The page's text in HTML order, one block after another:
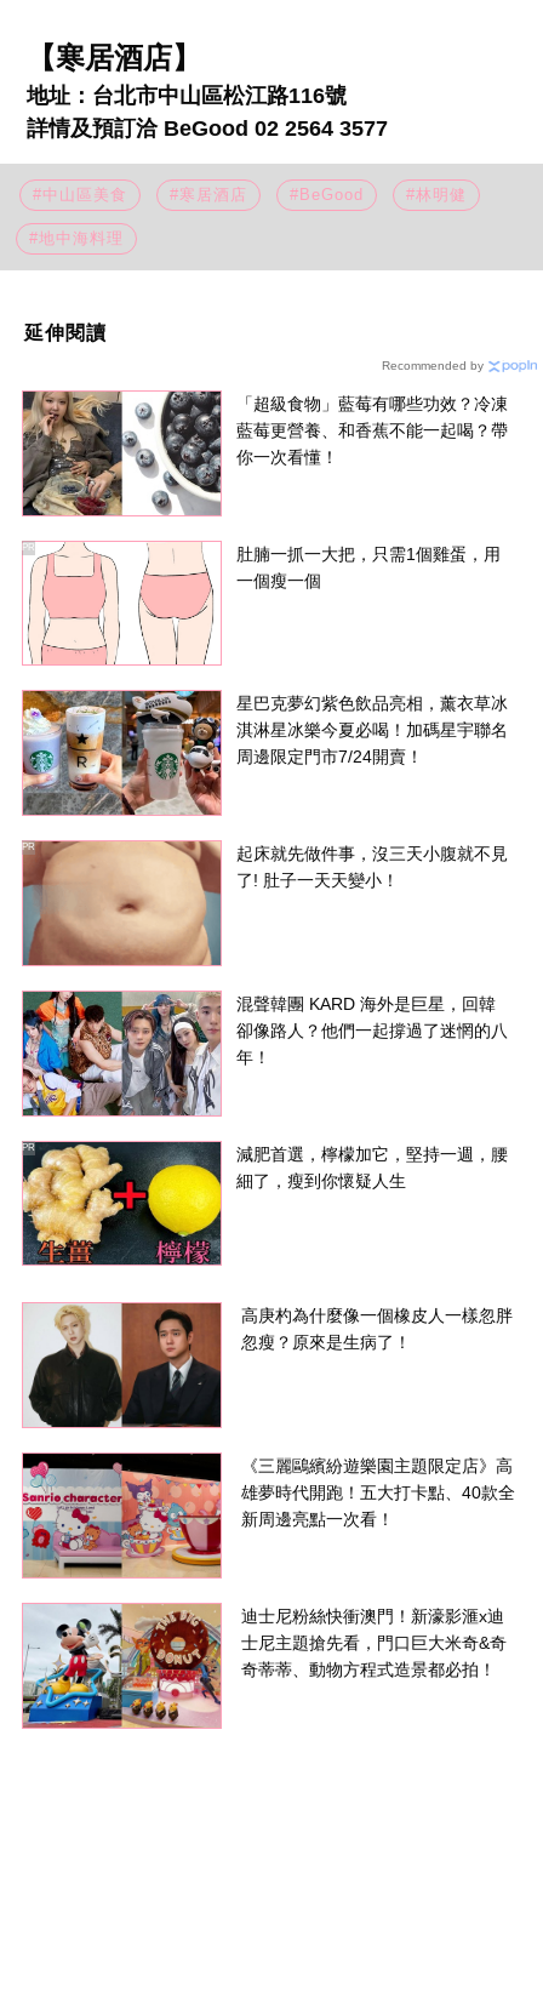
【寒居酒店】
地址：台北市中山區松江路116號
詳情及預訂洽 BeGood 02 2564 3577
#中山區美食 #寒居酒店 #BeGood #林明健
#地中海料理
延伸閱讀
「超級食物」藍莓有哪些功效？冷凍
藍莓更營養、和香蕉不能一起喝？帶
你一次看懂！
肚腩一抓一大把，只需1個雞蛋，用
一個瘦一個
PR
星巴克夢幻紫色飲品亮相，薰衣草冰
淇淋星冰樂今夏必喝！加碼星宇聯名
周邊限定門市7/24開賣！
起床就先做件事，沒三天小腹就不見
了! 肚子一天天變小！
PR
混聲韓團 KARD 海外是巨星，回韓
卻像路人？他們一起撐過了迷惘的八
年！
減肥首選，檸檬加它，堅持一週，腰
細了，瘦到你懷疑人生
PR
Recommended by
高庚杓為什麼像一個橡皮人一樣忽胖
忽瘦？原來是生病了！
《三麗鷗繽紛遊樂園主題限定店》高
雄夢時代開跑！五大打卡點、40款全
新周邊亮點一次看！
迪士尼粉絲快衝澳門！新濠影滙x迪
士尼主題搶先看，門口巨大米奇&奇
奇蒂蒂、動物方程式造景都必拍！